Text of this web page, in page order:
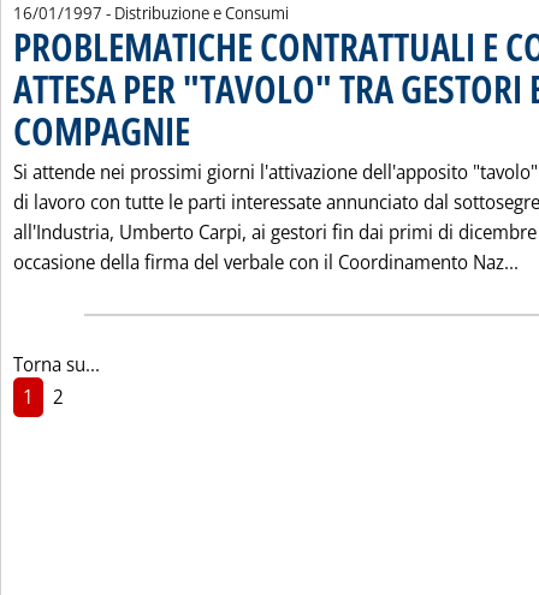
16/01/1997 - Distribuzione e Consumi
PROBLEMATICHE CONTRATTUALI E
ATTESA PER "TAVOLO" TRA GESTORI
COMPAGNIE
Si attende nei prossimi giorni l'attivazione dell'apposito "tavolo"
di lavoro con tutte le parti interessate annunciato dal
all'Industria, Umberto Carpi, ai gestori fin dai primi di
occasione della firma del verbale con il Coordinamento Naz...
Torna su...
1
2